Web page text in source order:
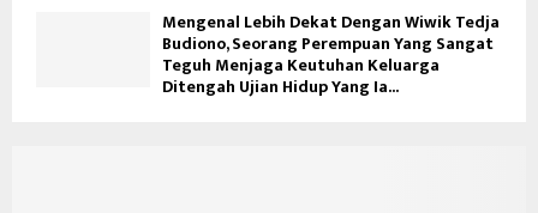
Mengenal Lebih Dekat Dengan Wiwik Tedja
Budiono, Seorang Perempuan Yang Sangat
Teguh Menjaga Keutuhan Keluarga
Ditengah Ujian Hidup Yang Ia...